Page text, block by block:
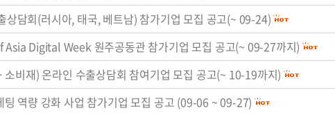
담회(러시아, 태국, 베트남) 참가기업 모집 공고(~ 09-24)
Digital Week 원주공동관 참가기업 모집 공고(~ 09-27까지)
비재) 온라인 수출상담회 참여기업 모집 공고(~ 10-19까지)
역량 강화 사업 참가기업 모집 공고 (09-06 ~ 09-27)